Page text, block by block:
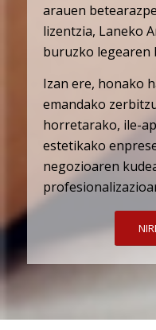
arauen
lizentzia, Laneko
buruzko legearen
Izan ere, honako
emandako
horretarako, ile-
estetikako
negozioaren